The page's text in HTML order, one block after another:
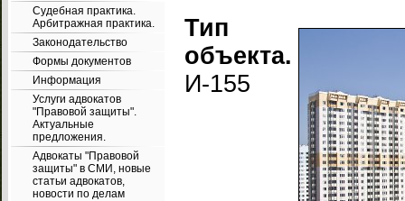
Судебная практика.
Арбитражная практика.
Законодательство
Формы документов
Информация
Услуги адвокатов
"Правовой защиты".
Актуальные
предложения.
Адвокаты "Правовой
защиты" в СМИ, новые
статьи адвокатов,
новости по делам
Тип
объекта.
И-155